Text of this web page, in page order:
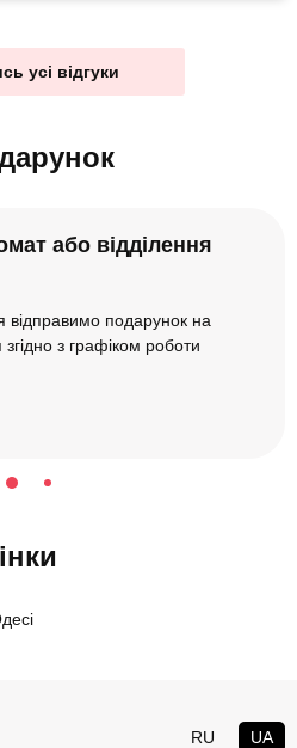
усі відгуки
або відділення
відправимо подарунок на
з графіком роботи
RU UA